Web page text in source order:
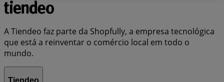
A Tiendeo faz parte da Shopfully, a empresa tecnológica
que está a reinventar o comércio local em todo o
mundo.
Tiendeo